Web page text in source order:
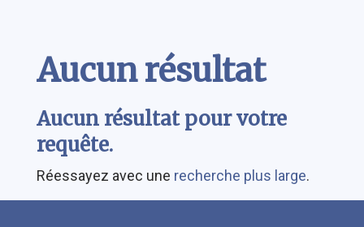
Aucun résultat
Aucun résultat pour votre
requête.
Réessayez avec une recherche plus large.